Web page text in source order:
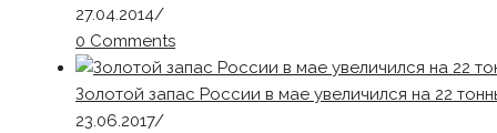
27.04.2014/
0 Comments
Золотой запас России в мае увеличился на 22
23.06.2017/